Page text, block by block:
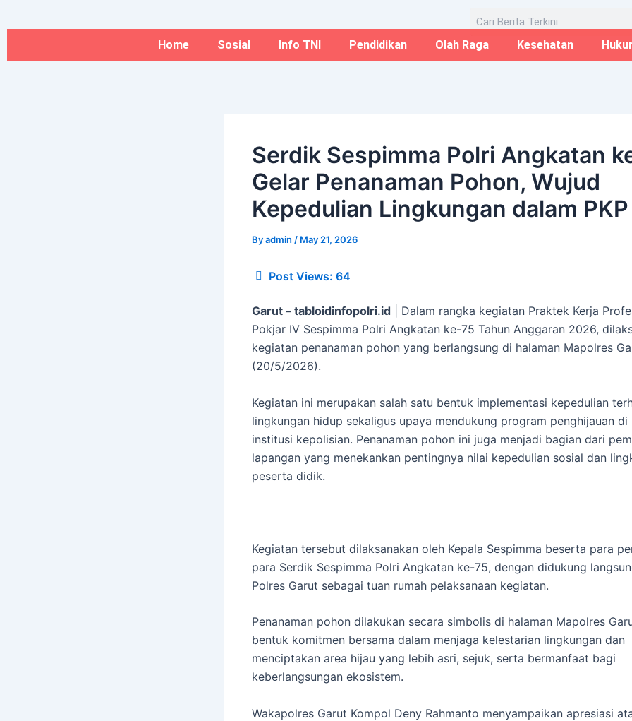
to
Home Sosial Info TNI Pendidikan Olah Raga Kesehatan
Serdik Sespimma Polri Angkatan
Gelar Penanaman Pohon, Wujud
Kepedulian Lingkungan dalam
Byadmin / May 21, 2026
Post Views: 64
Garut – tabloidinfopolri.id | Dalam rangka kegiatan Praktek Kerja
Pokjar IV Sespimma Polri Angkatan ke-75 Tahun Anggaran 2026,
kegiatan penanaman pohon yang berlangsung di halaman Mapolres
(20/5/2026).
Kegiatan ini merupakan salah satu bentuk implementasi kepedulian
lingkungan hidup sekaligus upaya mendukung program penghijauan di
institusi kepolisian. Penanaman pohon ini juga menjadi bagian dari
lapangan yang menekankan pentingnya nilai kepedulian sosial dan
peserta didik.
Kegiatan tersebut dilaksanakan oleh Kepala Sespimma beserta para
para Serdik Sespimma Polri Angkatan ke-75, dengan didukung
Polres Garut sebagai tuan rumah pelaksanaan kegiatan.
Penanaman pohon dilakukan secara simbolis di halaman Mapolres
bentuk komitmen bersama dalam menjaga kelestarian lingkungan dan
menciptakan area hijau yang lebih asri, sejuk, serta bermanfaat bagi
keberlangsungan ekosistem.
Wakapolres Garut Kompol Deny Rahmanto menyampaikan apresiasi